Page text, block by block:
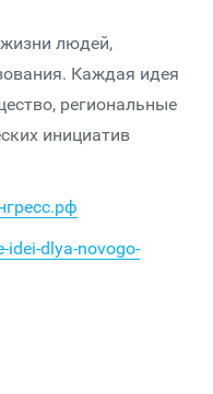
людей,
Каждая идея
региональные
инициатив
dlya-novogo-